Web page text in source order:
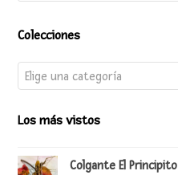
Colecciones
Elige una categoría
Los más vistos
Colgante El Principito